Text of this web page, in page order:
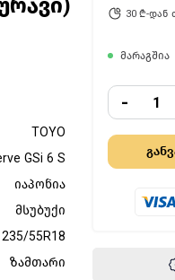
30 ₾-დან
მარაგშია
-
TOYO
GSi 6 S
იაპონია
მსუბუქი
235/55R18
ზამთარი